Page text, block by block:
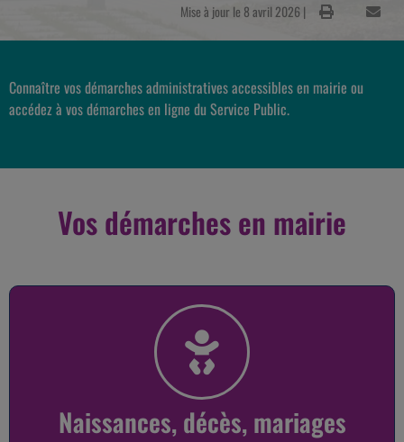
Mise à jour le 8 avril 2026 |
Connaître vos démarches administratives accessibles en mairie ou
accédez à vos démarches en ligne du Service Public.
Vos démarches en mairie
Naissances, décès, mariages